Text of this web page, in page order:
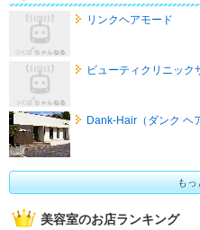
リンクヘアモード
ビューティクリニック
Dank-Hair（ダンク ヘ
もっ
美容室のお店ランキング